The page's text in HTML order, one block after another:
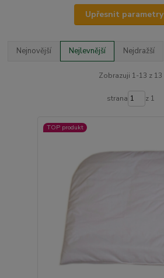
Upřesnit parametry
Nejnovější Nejlevnější Nejdražší
Zobrazuji 1-13 z 13
strana z 1
TOP produkt